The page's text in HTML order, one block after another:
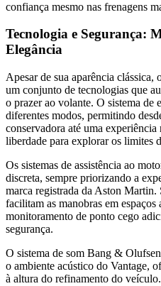
confiança mesmo nas frenagens
Tecnologia e Segurança:
Elegância
Apesar de sua aparência
um conjunto de tecnologias que
o prazer ao volante. O sistema de
diferentes modos, permitindo
conservadora até uma
liberdade para explorar os limites
Os sistemas de assistência ao
discreta, sempre priorizando a
marca registrada da Aston Martin.
facilitam as manobras em
monitoramento de ponto cego
segurança.
O sistema de som Bang &
o ambiente acústico do Vantage,
à altura do refinamento do veículo.